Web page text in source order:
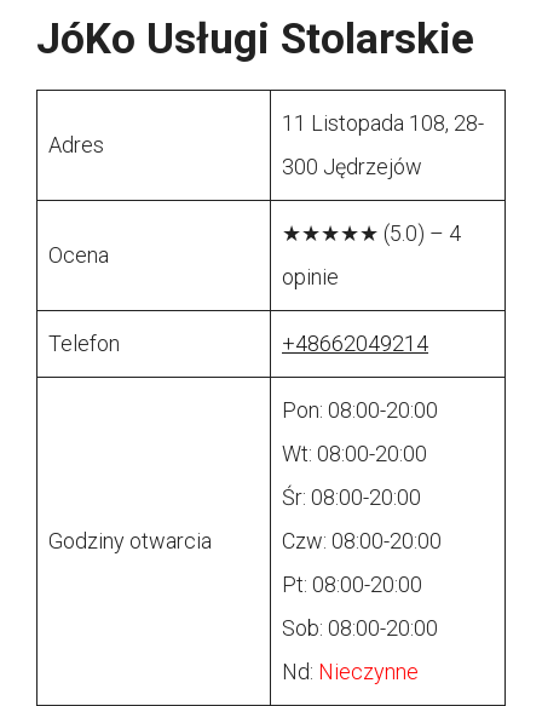
JóKo Usługi Stolarskie
Adres
11 Listopada 108, 28-
300 Jędrzejów
Ocena
★★★★★ (5.0) – 4
opinie
Telefon +48662049214
Godziny otwarcia
Pon: 08:00-20:00
Wt: 08:00-20:00
Śr: 08:00-20:00
Czw: 08:00-20:00
Pt: 08:00-20:00
Sob: 08:00-20:00
Nd: Nieczynne